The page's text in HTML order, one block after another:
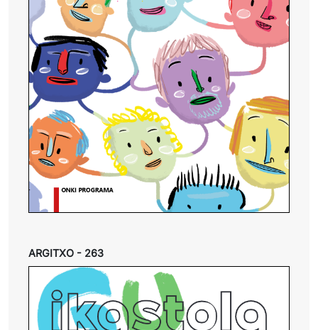
ARGITXO - 263